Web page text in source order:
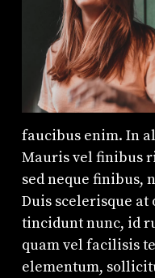
faucibus enim. In
Mauris vel finibus
sed neque finibus,
Duis scelerisque
tincidunt nunc, id
quam vel facilisis
elementum,